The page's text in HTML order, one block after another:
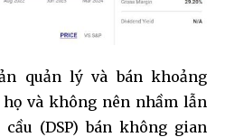
quản lý và bán khoảng
và không nên nhầm lẫn
(DSP) bán không gian